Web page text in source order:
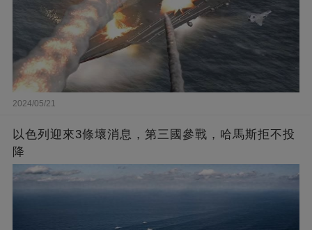
2024/05/21
以色列迎來3條壞消息，第三國參戰，哈馬斯拒不投
降